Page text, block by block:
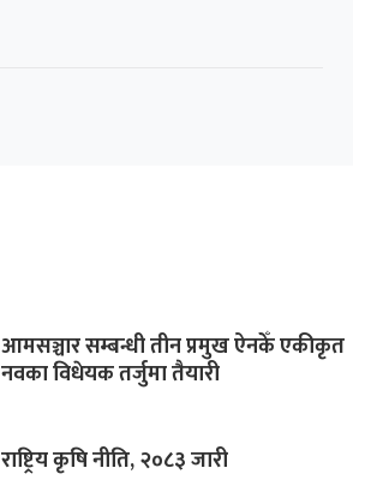
आमसञ्चार सम्बन्धी तीन प्रमुख ऐनकेँ एकीकृत
नवका विधेयक तर्जुमा तैयारी
राष्ट्रिय कृषि नीति, २०८३ जारी